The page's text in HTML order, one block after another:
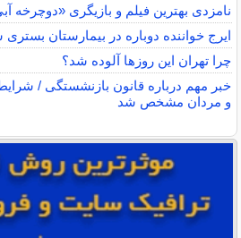
نامزدی بهترین فیلم و بازیگری «دوچرخه آبی» در ۲
ایرج خواننده دوباره در بیمارستان
چرا تهران این روزها آلوده شد؟
خبر مهم درباره قانون بازنشستگی /
و مردان مشخص شد